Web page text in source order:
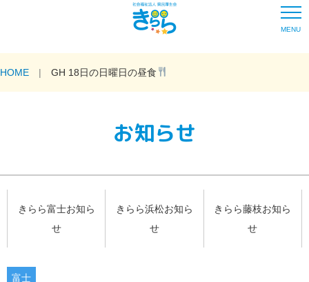
MENU
HOME GH 18日の日曜日の昼食
お知らせ
きらら富士お知ら
せ
きらら浜松お知ら
せ
きらら藤枝お知ら
せ
富士